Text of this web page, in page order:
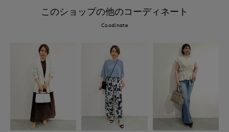
このショップの他のコーディネート
Coodinate